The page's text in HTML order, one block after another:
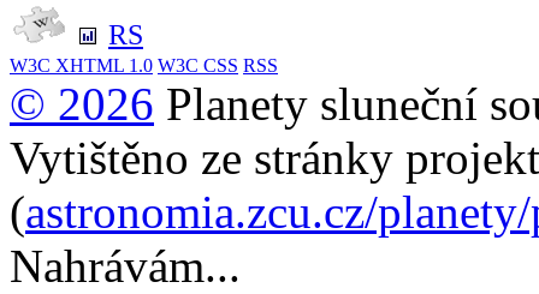
RS
W3C XHTML 1.0 W3C CSS RSS
© 2026 Planety sluneční
Vytištěno ze stránky
(astronomia.zcu.cz/
Nahrávám...